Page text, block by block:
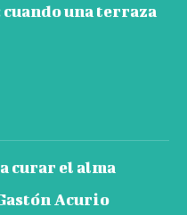
una terraza
curar el alma
Acurio